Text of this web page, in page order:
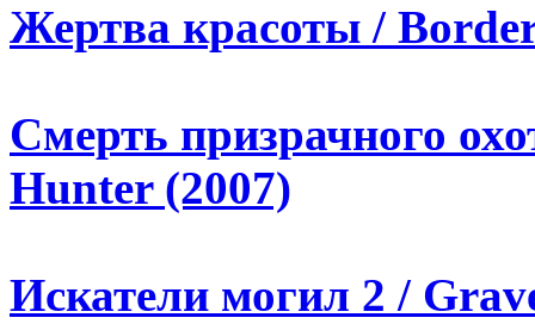
Жертва красоты /
Смерть призрачного
Hunter (2007)
Искатели могил 2 /